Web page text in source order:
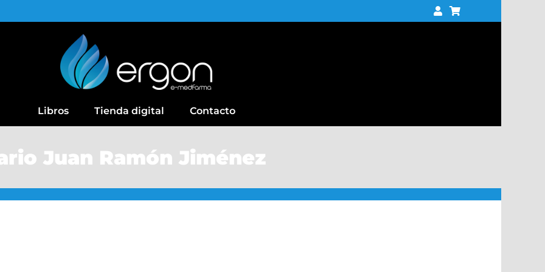
Libros Tienda digital Contacto
Juan Ramón Jiménez